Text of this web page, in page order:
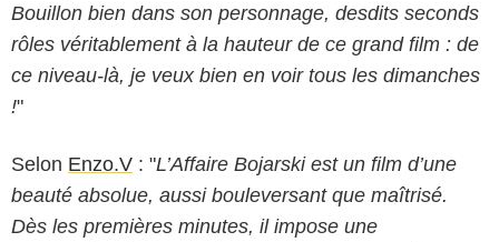
Bouillon bien dans son personnage, desdits seconds
rôles véritablement à la hauteur de ce grand film : de
ce niveau-là, je veux bien en voir tous les dimanches
!"
Selon Enzo.V : "L’Affaire Bojarski est un film d’une
beauté absolue, aussi bouleversant que maîtrisé.
Dès les premières minutes, il impose une